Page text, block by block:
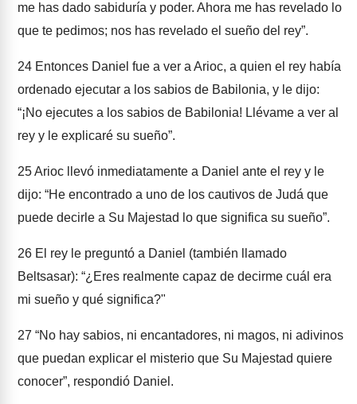
me has dado sabiduría y poder. Ahora me has revelado lo
que te pedimos; nos has revelado el sueño del rey”.
24 Entonces Daniel fue a ver a Arioc, a quien el rey había
ordenado ejecutar a los sabios de Babilonia, y le dijo:
“¡No ejecutes a los sabios de Babilonia! Llévame a ver al
rey y le explicaré su sueño”.
25Arioc llevó inmediatamente a Daniel ante el rey y le
dijo: “He encontrado a uno de los cautivos de Judá que
puede decirle a Su Majestad lo que significa su sueño”.
26 El rey le preguntó a Daniel (también llamado
Beltsasar): “¿Eres realmente capaz de decirme cuál era
mi sueño y qué significa?"
27 “No hay sabios, ni encantadores, ni magos, ni adivinos
que puedan explicar el misterio que Su Majestad quiere
conocer”, respondió Daniel.